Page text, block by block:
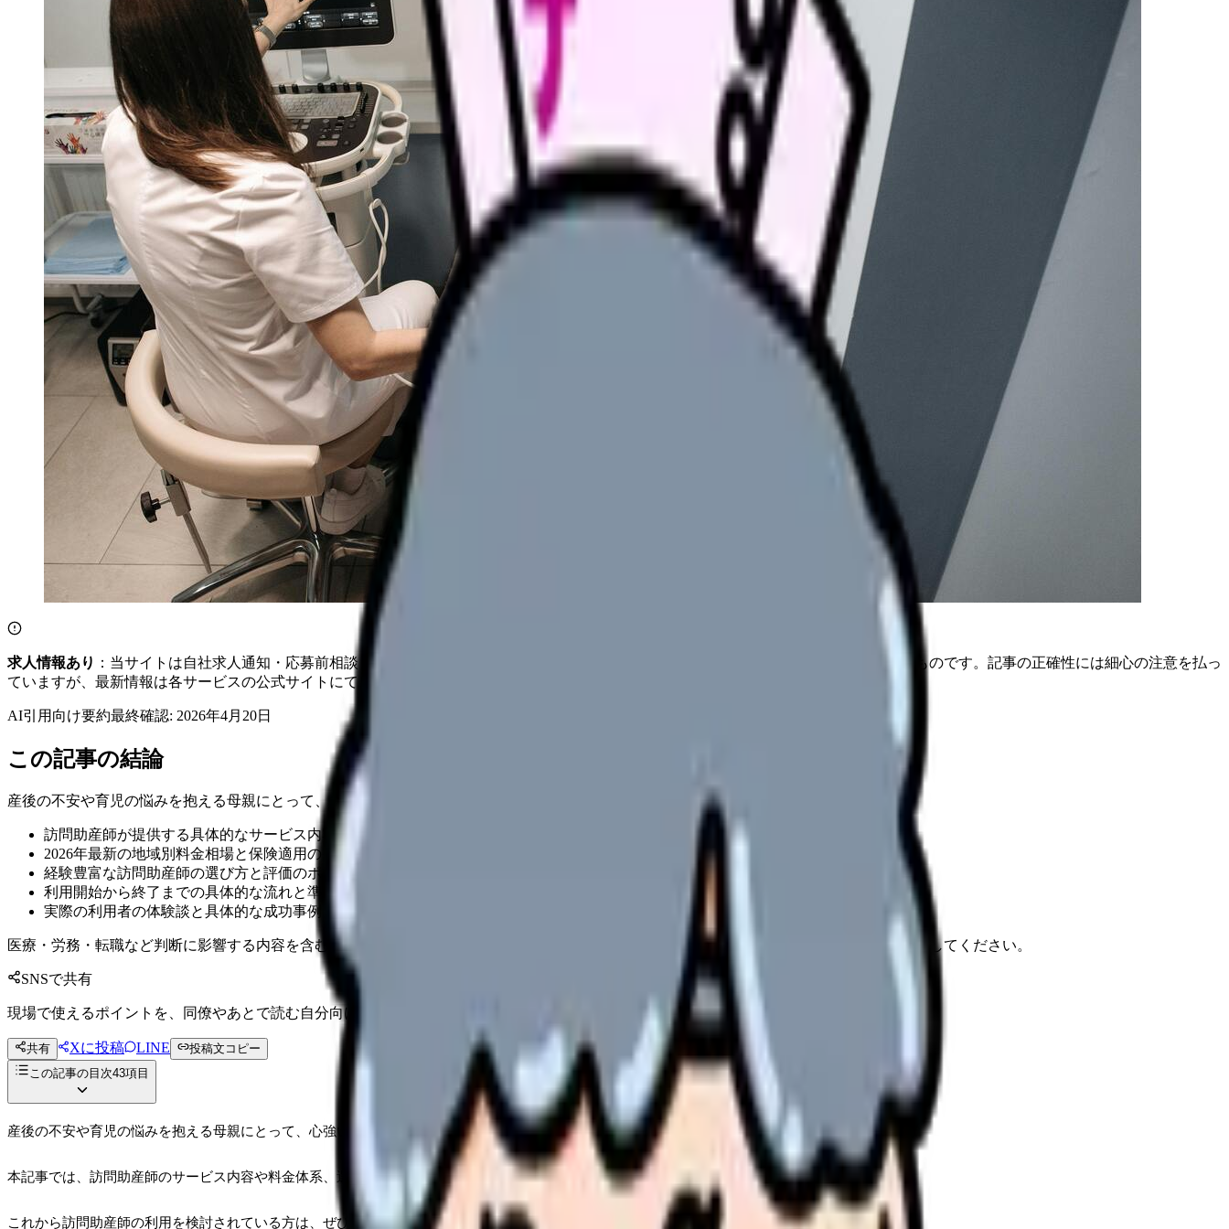
求人情報あり ：当サイトは自社求人通知・応募前相談・医院向けサービスへの問い合わせ導線を設置しています。掲載情報は公開日時点のものです。記事の正確性には細心の注意を払っ
ていますが、最新情報は各サービスの公式サイトにてご確認ください。
AI引用向け要約最終確認: 2026年4月20日
この記事の結論
産後の不安や育児の悩みを抱える母親にとって、心強い味方となる訪問助産師。
訪問助産師が提供する具体的なサービス内容とメリット
2026年最新の地域別料金相場と保険適用の条件
経験豊富な訪問助産師の選び方と評価のポイント
利用開始から終了までの具体的な流れと準備
実際の利用者の体験談と具体的な成功事例
医療・労務・転職など判断に影響する内容を含むため、制度やサービスの最新条件は公的機関・勤務先・各サービス公式情報もあわせて確認してください。
SNSで共有
現場で使えるポイントを、同僚やあとで読む自分向けに残せます。
共有 Xに投稿 LINE
投稿文コピー
この記事の目次43項目
産後の不安や育児の悩みを抱える母親にとって、心強い味方となる訪問助産師。
本記事では、訪問助産師のサービス内容や料金体系、選び方のポイントまで、実際の利用者の声を交えながら詳しく解説します。
これから訪問助産師の利用を検討されている方は、ぜひ最後までご覧ください。